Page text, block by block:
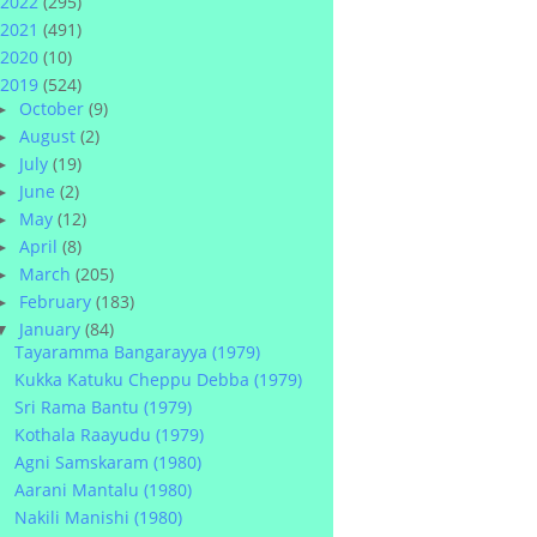
2021 (491)
2020 (10)
2019 (524)
October(9)
August(2)
July(19)
June(2)
May(12)
April(8)
March(205)
February(183)
January(84)
Tayaramma Bangarayya (1979)
Kukka Katuku Cheppu Debba (1979)
Sri Rama Bantu (1979)
Kothala Raayudu (1979)
Agni Samskaram (1980)
Aarani Mantalu (1980)
Nakili Manishi (1980)